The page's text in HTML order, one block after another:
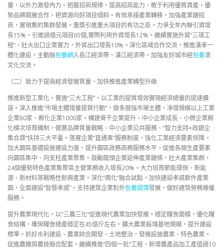
量，以外力激發內力。把握招商規律，提高招商能力，敢于利用優質資產、優
勢品牌開展合作，把資源向好項目傾斜。有效承接產業轉移，加強產業鏈招
商，實現集約集群發展。重獎引進重大項目的有功之臣。力爭全年內聯引資增
長15%，引進過億元項目65個,實際利用外資增長12%。繼續實施外貿“三項工
程”，壯大出口企業實力，外貿出口增長10%。深化區域合作交流，推進漢孝一
體化建設，主動融包養網入長江經濟帶、漢江經濟帶。加強友好城市經包養濟
文化交流。
（二）致力于提高經濟發展質量，加快推進產業轉型升級
推進新型工業化。實施“三大工程”，以工業的提質增效實現經濟總量的提速擴
容。深入推進“市場主體增量提質行動”，做多做強市場主體，凈增規模以上工業
企業80家、孵化企業1000家。構建骨干企業提升、中小企業成長、小微企業孵
化梯次培育機制，做實品牌質量戰略、中小企業公共服務、“智力支持+政銀企
集合貸”扶持三大平臺。落實企業“直通車”服務制度，強化工業經濟要素保障。
加大園區基礎設施建設力度，提升園區政務商務服務水平，促進各類生產要素
向園區集中、向支柱產業聚集。鼓勵龍頭企業延伸產業鏈條，壯大產業集群，
24個優勢特色產業集聚區主營業務收入增長20%。大力培育節能環保、新能
源、新材料等戰略性新興產業。深化“兩化”融合試點，加快建設孝感軟件產業
園，全面建設“智慧孝感”。支持建筑企業對外包養感情發展，做好建筑勞務維權
服務。
提升農業現代化。以“三農三化”促進現代農業加快發展。穩定糧食面積，優化糧
食結構，確保糧食總產穩定在45億斤左右。擴大農業板塊基地規模，提升建設
標準。抓好水利建設、農業綜合開發、土地整治，發展設施農業、特色農業。
促進農機與農技融合配套。繼續推進“四個一批”工程，新增農產品加工產值過10